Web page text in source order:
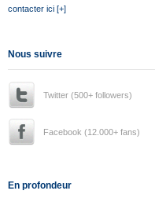
contacter ici [+]
Nous suivre
Twitter (500+ followers)
Facebook (12.000+ fans)
En profondeur